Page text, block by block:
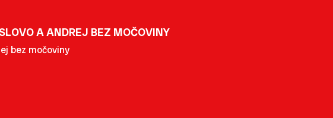
A ANDREJ BEZ MOČOVINY
bez močoviny